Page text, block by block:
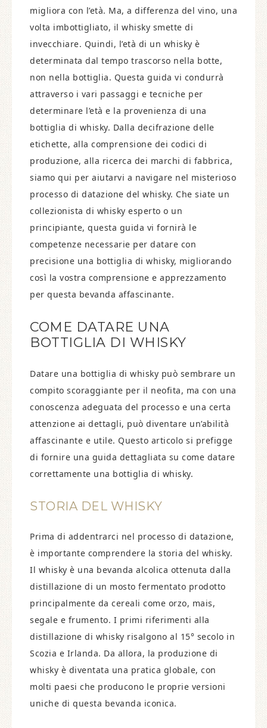
migliora con l’età. Ma, a differenza del vino, una
volta imbottigliato, il whisky smette di
invecchiare. Quindi, l’età di un whisky è
determinata dal tempo trascorso nella botte,
non nella bottiglia. Questa guida vi condurrà
attraverso i vari passaggi e tecniche per
determinare l’età e la provenienza di una
bottiglia di whisky. Dalla decifrazione delle
etichette, alla comprensione dei codici di
produzione, alla ricerca dei marchi di fabbrica,
siamo qui per aiutarvi a navigare nel misterioso
processo di datazione del whisky. Che siate un
collezionista di whisky esperto o un
principiante, questa guida vi fornirà le
competenze necessarie per datare con
precisione una bottiglia di whisky, migliorando
così la vostra comprensione e apprezzamento
per questa bevanda affascinante.
COME DATARE UNA
BOTTIGLIA DI WHISKY
Datare una bottiglia di whisky può sembrare un
compito scoraggiante per il neofita, ma con una
conoscenza adeguata del processo e una certa
attenzione ai dettagli, può diventare un’abilità
affascinante e utile. Questo articolo si prefigge
di fornire una guida dettagliata su come datare
correttamente una bottiglia di whisky.
STORIA DEL WHISKY
Prima di addentrarci nel processo di datazione,
è importante comprendere la storia del whisky.
Il whisky è una bevanda alcolica ottenuta dalla
distillazione di un mosto fermentato prodotto
principalmente da cereali come orzo, mais,
segale e frumento. I primi riferimenti alla
distillazione di whisky risalgono al 15° secolo in
Scozia e Irlanda. Da allora, la produzione di
whisky è diventata una pratica globale, con
molti paesi che producono le proprie versioni
uniche di questa bevanda iconica.